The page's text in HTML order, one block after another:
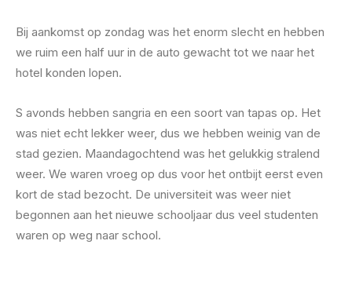
Bij aankomst op zondag was het enorm slecht en hebben
we ruim een half uur in de auto gewacht tot we naar het
hotel konden lopen.
S avonds hebben sangria en een soort van tapas op. Het
was niet echt lekker weer, dus we hebben weinig van de
stad gezien. Maandagochtend was het gelukkig stralend
weer. We waren vroeg op dus voor het ontbijt eerst even
kort de stad bezocht. De universiteit was weer niet
begonnen aan het nieuwe schooljaar dus veel studenten
waren op weg naar school.